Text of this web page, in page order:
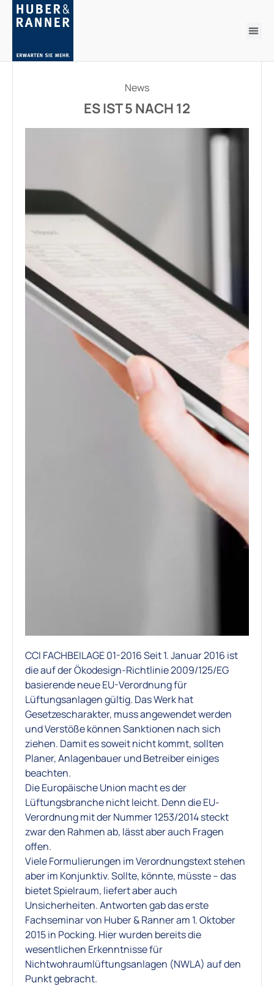
News
ES IST 5 NACH 12
CCI FACHBEILAGE 01-2016 Seit 1. Januar 2016 ist
die auf der Ökodesign-Richtlinie 2009/125/EG
basierende neue EU-Verordnung für
Lüftungsanlagen gültig. Das Werk hat
Gesetzescharakter, muss angewendet werden
und Verstöße können Sanktionen nach sich
ziehen. Damit es soweit nicht kommt, sollten
Planer, Anlagenbauer und Betreiber einiges
beachten.
Die Europäische Union macht es der
Lüftungsbranche nicht leicht. Denn die EU-
Verordnung mit der Nummer 1253/2014 steckt
zwar den Rahmen ab, lässt aber auch Fragen
offen.
Viele Formulierungen im Verordnungstext stehen
aber im Konjunktiv. Sollte, könnte, müsste – das
bietet Spielraum, liefert aber auch
Unsicherheiten. Antworten gab das erste
Fachseminar von Huber & Ranner am 1. Oktober
2015 in Pocking. Hier wurden bereits die
wesentlichen Erkenntnisse für
Nichtwohraumlüftungsanlagen (NWLA) auf den
Punkt gebracht.